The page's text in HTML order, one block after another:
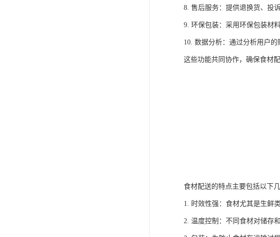
8. 售后服务：提供退换货、投
9. 环保包装：采用环保包装材
10. 数据分析：通过分析用户
这些功能共同协作，确保食材
食材配送的特点主要包括以下几
1. 时效性强：食材尤其是生鲜
2. 温度控制：不同食材对储存